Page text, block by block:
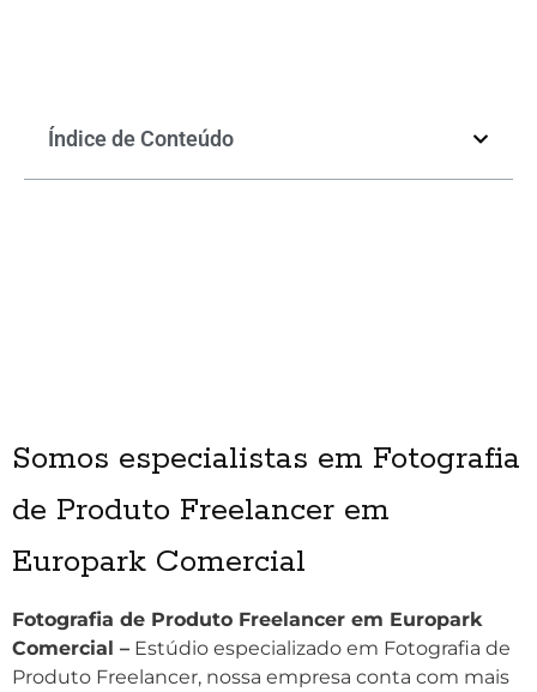
Índice de Conteúdo
Somos especialistas em Fotografia
de Produto Freelancer em
Europark Comercial
Fotografia de Produto Freelancer em Europark
Comercial – Estúdio especializado em Fotografia de
Produto Freelancer, nossa empresa conta com mais